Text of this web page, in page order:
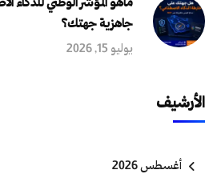
جاهزية جهتك؟
يوليو 15, 2026
الأرشيف
أغسطس 2026